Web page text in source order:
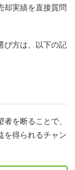
却実績を直接質問
び方は、以下の記
者を断ることで、
を得られるチャン